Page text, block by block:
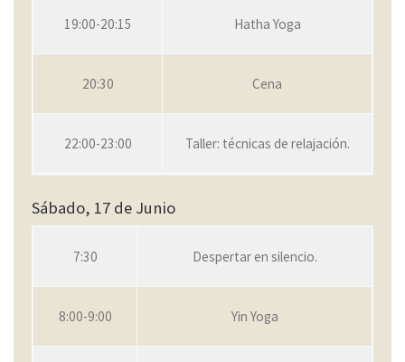
19:00-20:15 Hatha Yoga
20:30 Cena
22:00-23:00 Taller: técnicas de relajación.
Sábado, 17 de Junio
7:30 Despertar en silencio.
8:00-9:00 Yin Yoga